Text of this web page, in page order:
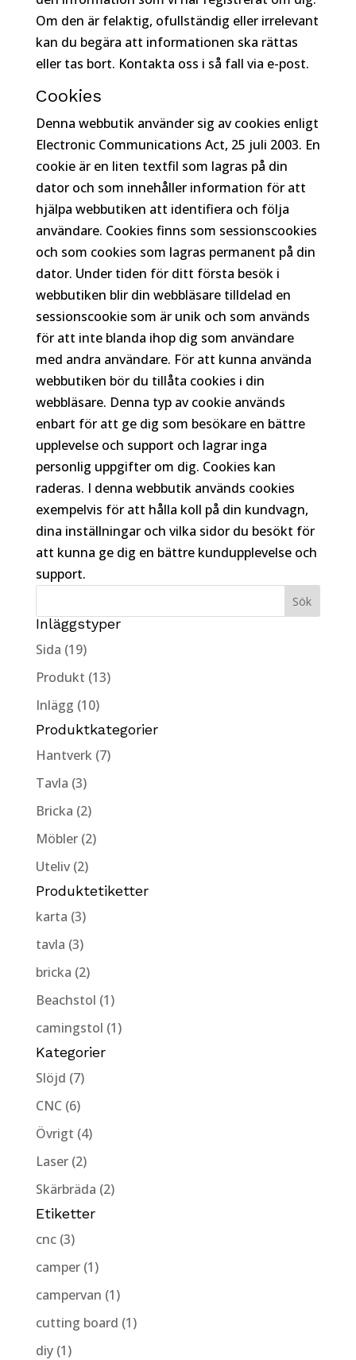
Om den är felaktig, ofullständig eller irrelevant
kan du begära att informationen ska rättas
eller tas bort. Kontakta oss i så fall via e-post.
Cookies
Denna webbutik använder sig av cookies enligt
Electronic Communications Act, 25 juli 2003. En
cookie är en liten textfil som lagras på din
dator och som innehåller information för att
hjälpa webbutiken att identifiera och följa
användare. Cookies finns som sessionscookies
och som cookies som lagras permanent på din
dator. Under tiden för ditt första besök i
webbutiken blir din webbläsare tilldelad en
sessionscookie som är unik och som används
för att inte blanda ihop dig som användare
med andra användare. För att kunna använda
webbutiken bör du tillåta cookies i din
webbläsare. Denna typ av cookie används
enbart för att ge dig som besökare en bättre
upplevelse och support och lagrar inga
personlig uppgifter om dig. Cookies kan
raderas. I denna webbutik används cookies
exempelvis för att hålla koll på din kundvagn,
dina inställningar och vilka sidor du besökt för
att kunna ge dig en bättre kundupplevelse och
support.
Inläggstyper
Sida (19)
Produkt (13)
Inlägg (10)
Produktkategorier
Hantverk (7)
Tavla (3)
Bricka (2)
Möbler (2)
Uteliv (2)
Produktetiketter
karta (3)
tavla (3)
bricka (2)
Beachstol (1)
camingstol (1)
Kategorier
Slöjd (7)
CNC (6)
Övrigt (4)
Laser (2)
Skärbräda (2)
Etiketter
cnc (3)
camper (1)
campervan (1)
cutting board (1)
diy (1)